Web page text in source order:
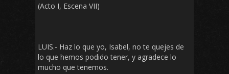
(Acto I, Escena VII)
LUIS.- Haz lo que yo, Isabel, no te quejes de
lo que hemos podido tener, y agradece lo
mucho que tenemos.